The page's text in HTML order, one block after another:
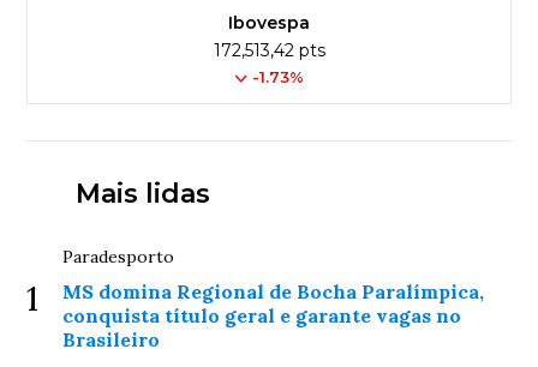
Ibovespa
172,513,42 pts
-1.73%
Mais lidas
1
Paradesporto
MS domina Regional de Bocha Paralímpica,
conquista título geral e garante vagas no
Brasileiro